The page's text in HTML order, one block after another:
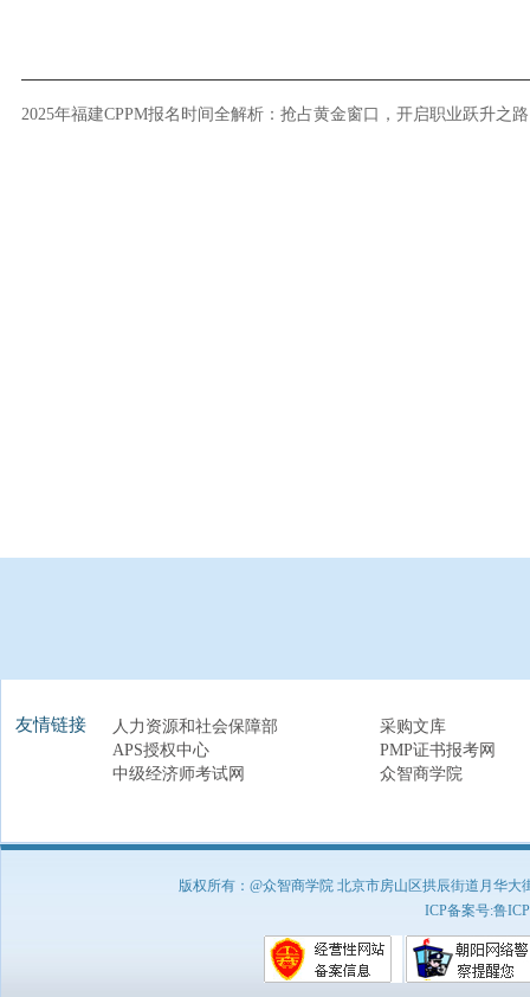
2025年福建CPPM报名时间全解析：抢占黄金窗口，开启职业跃升之
友情链接 人力资源和社会保障部
采购文库
APS授权中心
PMP证书报考网
中级经济师考试网
众智商学院
版权所有：@众智商学院 北京市房山区拱辰街道月华
ICP备案号:鲁